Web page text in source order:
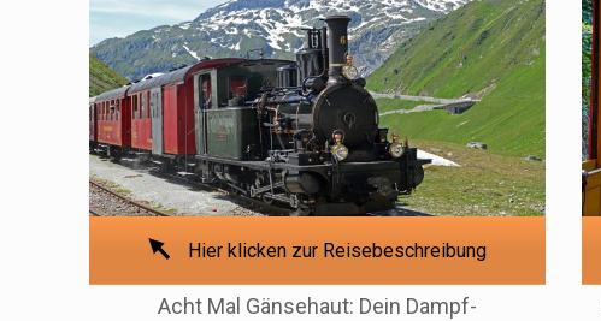
Hier klicken zur Reisebeschreibung
Acht Mal Gänsehaut: Dein Dampf-